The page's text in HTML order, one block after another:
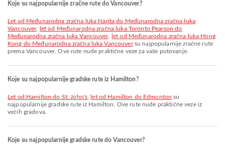
Koje su najpopularnije zračne rute do Vancouver?
let od Međunarodna zračna luka Narita do Međunarodna zračna luka
Vancouver,
let od Međunarodna zračna luka Toronto Pearson do
Međunarodna zračna luka Vancouver,
let od Međunarodna zračna luka Hong
Kong do Međunarodna zračna luka Vancouversu najpopularnije zračne rute
prema Vancouver. Ove rute nude praktične veze za vaše putovanje.
Koje su najpopularnije gradske rute iz Hamilton?
let od Hamilton do St. John's let od Hamilton do Edmonton su
najpopularnije gradske rute iz Hamilton. Ove rute nude praktične veze iz
većih gradova.
Koje su najpopularnije gradske rute do Vancouver?